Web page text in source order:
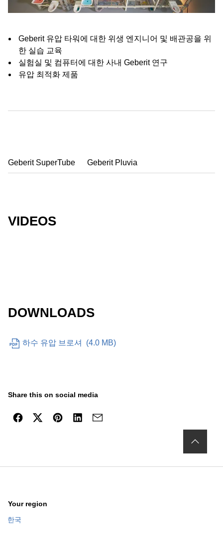
Geberit 유압 타워에 대한 위생 엔지니어 및 배관공을 위
한 실습 교육
실험실 및 컴퓨터에 대한 사내 Geberit 연구
유압 최적화 제품
Geberit SuperTube Geberit Pluvia
VIDEOS
DOWNLOADS
하수 유압 브로셔 (4.0 MB)
Share this on social media
Your region
한국